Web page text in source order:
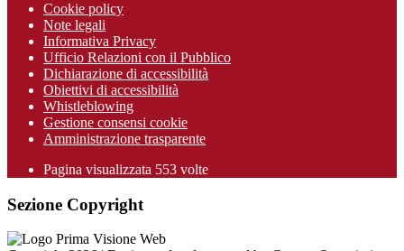
Cookie policy
Note legali
Informativa Privacy
Ufficio Relazioni con il Pubblico
Dichiarazione di accessibilità
Obiettivi di accessibilità
Whistleblowing
Gestione consensi cookie
Amministrazione trasparente
Pagina visualizzata 553 volte
Sezione Copyright